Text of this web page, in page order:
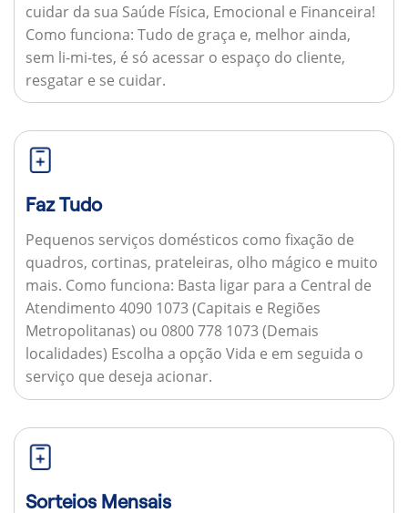
cuidar da sua Saúde Física, Emocional e Financeira!
Como funciona: Tudo de graça e, melhor ainda,
sem li-mi-tes, é só acessar o espaço do cliente,
resgatar e se cuidar.
Faz Tudo
Pequenos serviços domésticos como fixação de
quadros, cortinas, prateleiras, olho mágico e muito
mais. Como funciona: Basta ligar para a Central de
Atendimento 4090 1073 (Capitais e Regiões
Metropolitanas) ou 0800 778 1073 (Demais
localidades) Escolha a opção Vida e em seguida o
serviço que deseja acionar.
Sorteios Mensais